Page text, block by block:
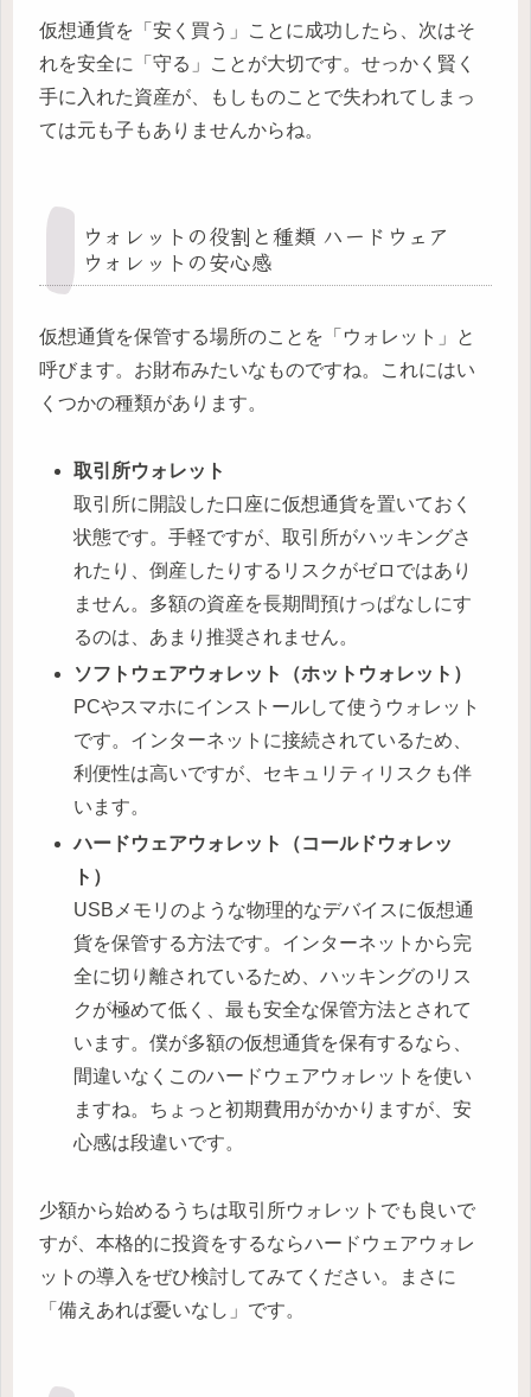
仮想通貨を「安く買う」ことに成功したら、次はそ
れを安全に「守る」ことが大切です。せっかく賢く
手に入れた資産が、もしものことで失われてしまっ
ては元も子もありませんからね。
ウォレットの役割と種類 ハードウェア
ウォレットの安心感
仮想通貨を保管する場所のことを「ウォレット」と
呼びます。お財布みたいなものですね。これにはい
くつかの種類があります。
取引所ウォレット
取引所に開設した口座に仮想通貨を置いておく
状態です。手軽ですが、取引所がハッキングさ
れたり、倒産したりするリスクがゼロではあり
ません。多額の資産を長期間預けっぱなしにす
るのは、あまり推奨されません。
ソフトウェアウォレット（ホットウォレット）
PCやスマホにインストールして使うウォレット
です。インターネットに接続されているため、
利便性は高いですが、セキュリティリスクも伴
います。
ハードウェアウォレット（コールドウォレッ
ト）
USBメモリのような物理的なデバイスに仮想通
貨を保管する方法です。インターネットから完
全に切り離されているため、ハッキングのリス
クが極めて低く、最も安全な保管方法とされて
います。僕が多額の仮想通貨を保有するなら、
間違いなくこのハードウェアウォレットを使い
ますね。ちょっと初期費用がかかりますが、安
心感は段違いです。
少額から始めるうちは取引所ウォレットでも良いで
すが、本格的に投資をするならハードウェアウォレ
ットの導入をぜひ検討してみてください。まさに
「備えあれば憂いなし」です。